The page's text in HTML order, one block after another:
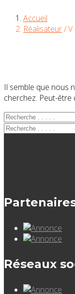
Accueil
Réalisateur/V
Il semble que nous
cherchez. Peut-être
Réseaux